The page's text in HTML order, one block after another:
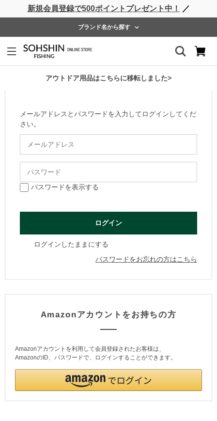
新規会員登録で500ポイントプレゼント中！ ／
ブランド名から探す
アウトドア用品はこちらに移転しました>
ライフベスト ウェーダー レインウェア フットウェア
ログイン
会員のお客様
メールアドレスとパスワードを入力してログインしてくだ
さい。
パスワードを表示する
ログインしたままにする
パスワードをお忘れの方はこちら
Amazonアカウントをお持ちの方
Amazonアカウントを利用して会員登録されたお客様は、
AmazonのID、パスワードで、ログインすることができます。